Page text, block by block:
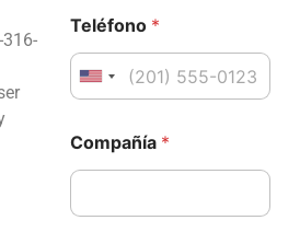
Teléfono *
United States +1
e
l
f
o
r
e
Compañía *